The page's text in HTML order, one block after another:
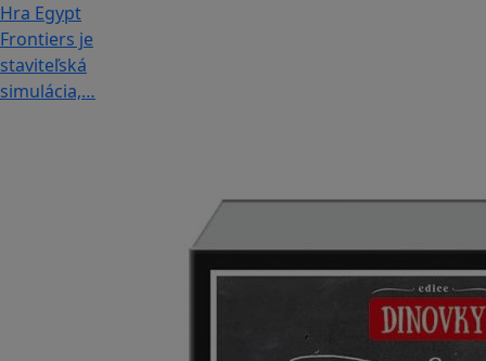
Hra Egypt
Frontiers je
staviteľská
simulácia,…